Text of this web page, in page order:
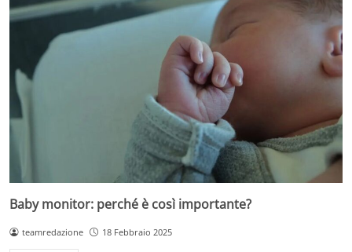
Baby monitor: perché è così importante?
teamredazione 18 Febbraio 2025